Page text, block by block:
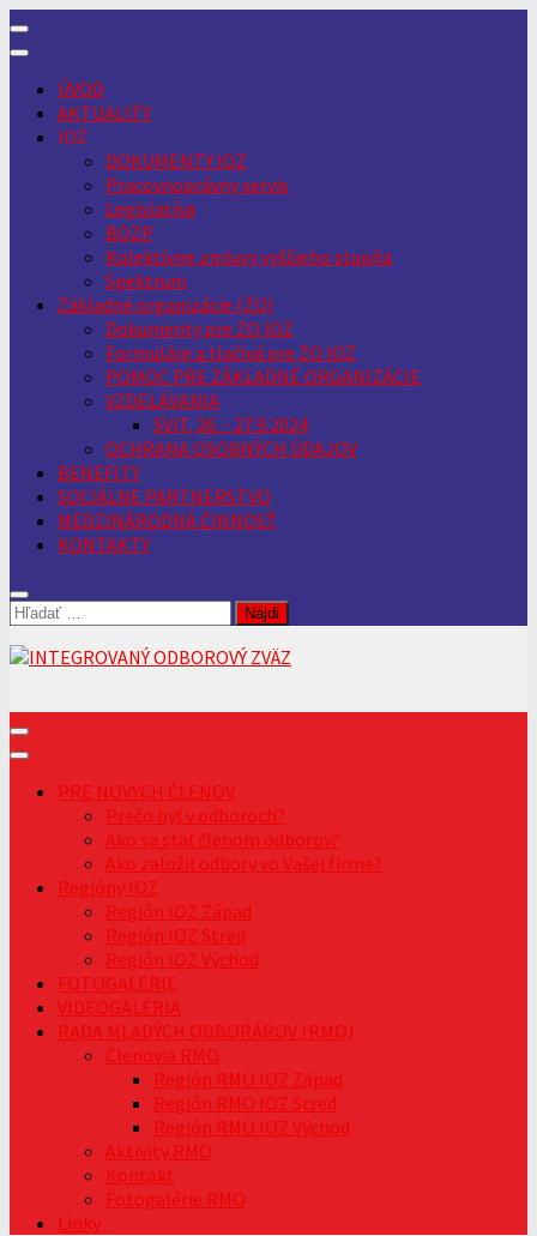
Skip
to
ÚVOD
AKTUALITY
IOZ
DOKUMENTY IOZ
Pracovnoprávny servis
Legislatíva
BOZP
Kolektívne zmluvy vyššieho stupňa
Spektrum
Základné organizácie (ZO)
Dokumenty pre ZO IOZ
Formuláre a tlačivá pre ZO IOZ
POMOC PRE ZÁKLADNÉ ORGANIZÁCIE
VZDELÁVANIA
SVIT, 26. - 27.9.2024
OCHRANA OSOBNÝCH ÚDAJOV
BENEFITY
SOCIÁLNE PARTNERSTVO
MEDZINÁRODNÁ ČINNOSŤ
KONTAKTY
Hľadať:
PRE NOVÝCH ČLENOV
Prečo byť v odboroch?
Ako sa stať členom odborov?
Ako založiť odbory vo Vašej firme?
Regióny IOZ
Región IOZ Západ
Región IOZ Stred
Región IOZ Východ
FOTOGALÉRIE
VIDEOGALÉRIA
RADA MLADÝCH ODBORÁROV (RMO)
Členovia RMO
Región RMO IOZ Západ
Región RMO IOZ Stred
Región RMO IOZ Východ
Aktivity RMO
Kontakt
Fotogalérie RMO
Linky